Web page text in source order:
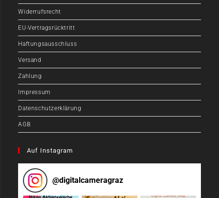
Widerrufsrecht
EU-Vertragsrücktritt
Haftungsausschluss
Versand
Zahlung
Impressum
Datenschutzerklärung
AGB
Auf Instagram
@digitalcameragraz